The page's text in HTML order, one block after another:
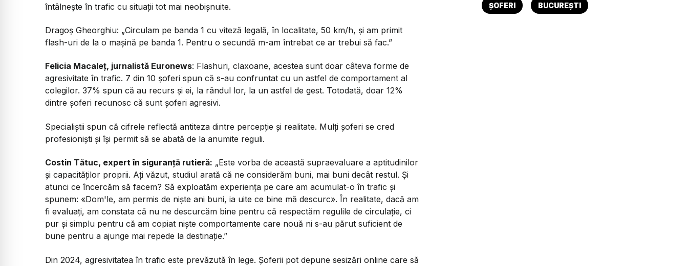
întâlnește în trafic cu situații tot mai neobișnuite.
Dragoș Gheorghiu: „Circulam pe banda 1 cu viteză legală, în localitate, 50 km/h, și am primit
flash-uri de la o mașină pe banda 1. Pentru o secundă m-am întrebat ce ar trebui să fac.”
Felicia Macaleț, jurnalistă Euronews: Flashuri, claxoane, acestea sunt doar câteva forme de
agresivitate în trafic. 7 din 10 șoferi spun că s-au confruntat cu un astfel de comportament al
colegilor. 37% spun că au recurs și ei, la rândul lor, la un astfel de gest. Totodată, doar 12%
dintre șoferi recunosc că sunt șoferi agresivi.
Specialiștii spun că cifrele reflectă antiteza dintre percepție și realitate. Mulți șoferi se cred
profesioniști și își permit să se abată de la anumite reguli.
Costin Tătuc, expert în siguranță rutieră: „Este vorba de această supraevaluare a aptitudinilor
și capacităților proprii. Ați văzut, studiul arată că ne considerăm buni, mai buni decât restul. Și
atunci ce încercăm să facem? Să exploatăm experiența pe care am acumulat-o în trafic și
spunem: «Dom'le, am permis de niște ani buni, ia uite ce bine mă descurc». În realitate, dacă am
fi evaluați, am constata că nu ne descurcăm bine pentru că respectăm regulile de circulație, ci
pur și simplu pentru că am copiat niște comportamente care nouă ni s-au părut suficient de
bune pentru a ajunge mai repede la destinație.”
Din 2024, agresivitatea în trafic este prevăzută în lege. Șoferii pot depune sesizări online care să
ȘOFERI BUCUREȘTI